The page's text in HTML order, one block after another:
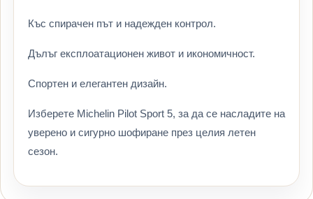
Къс спирачен път и надежден контрол.
Дълъг експлоатационен живот и икономичност.
Спортен и елегантен дизайн.
Изберете Michelin Pilot Sport 5, за да се насладите на
уверено и сигурно шофиране през целия летен
сезон.